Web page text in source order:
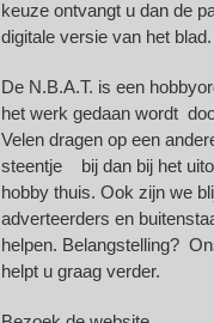
keuze ontvangt u dan de
digitale versie van het blad.
De N.B.A.T. is een
het werk gedaan wordt
Velen dragen op een
steentje bij dan bij het
hobby thuis. Ook zijn we
adverteerders en
helpen. Belangstelling?
helpt u graag verder.